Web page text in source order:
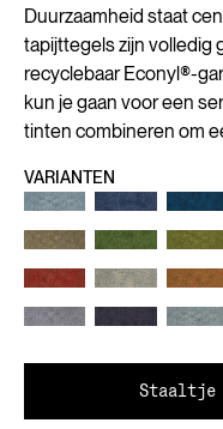
Duurzaamheid staat
tapijttegels zijn volledig
recyclebaar Econyl®-
kun je gaan voor een
tinten combineren om
VARIANTEN
Staaltje